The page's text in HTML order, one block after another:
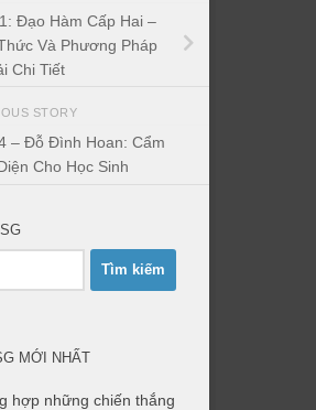
Đạo Hàm Cấp Hai –
Và Phương Pháp
Chi Tiết
STORY
– Đỗ Đình Hoan: Cẩm
Cho Học Sinh
MỚI NHẤT
hợp những chiến thắng